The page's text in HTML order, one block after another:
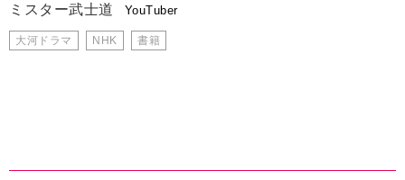
ミスター武士道 YouTuber
大河ドラマ NHK 書籍